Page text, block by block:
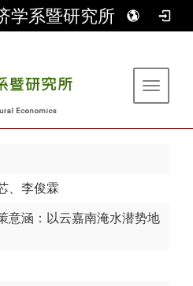
学系暨研究所
Toggle
、李俊霖
意涵：以云嘉南淹水潜势地